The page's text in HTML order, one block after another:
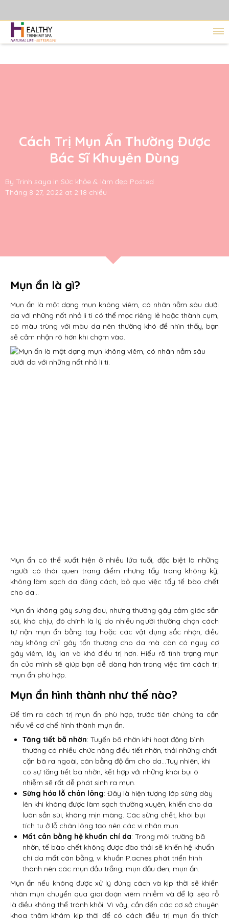
Cách Trị Mụn Ẩn Thường Được
Bác Sĩ Khuyên Dùng
By Trinh saya in Sức khỏe & làm đẹp Posted
Tháng 8 27, 2022 at 2:18 chiều
Mụn ẩn là gì?
Mụn ẩn là một dạng mụn không viêm, có nhân nằm sâu dưới
da với những nốt nhỏ li ti có thể mọc riêng lẻ hoặc thành cụm,
có màu trùng với màu da nên thường khó để nhìn thấy, bạn
sẽ cảm nhận rõ hơn khi chạm vào.
Mụn ẩn có thể xuất hiện ở nhiều lứa tuổi, đặc biệt là những
người có thói quen trang điểm nhưng tẩy trang không kỹ,
không làm sạch da đúng cách, bỏ qua việc tẩy tế bào chết
cho da…
Mụn ẩn không gây sưng đau, nhưng thường gây cảm giác sần
sùi, khó chịu, đó chính là lý do nhiều người thường chọn cách
tự nặn mụn ẩn bằng tay hoặc các vật dụng sắc nhọn, điều
này không chỉ gây tổn thương cho da mà còn có nguy cơ
gây viêm, lây lan và khó điều trị hơn. Hiểu rõ tình trạng mụn
ẩn của mình sẽ giúp bạn dễ dàng hơn trong việc tìm cách trị
mụn ẩn phù hợp.
Mụn ẩn hình thành như thế nào?
Để tìm ra cách trị mụn ẩn phù hợp, trước tiên chúng ta cần
hiểu về cơ chế hình thành mụn ẩn.
Tăng tiết bã nhờn: Tuyến bã nhờn khi hoạt động bình
thường có nhiều chức năng điều tiết nhờn, thải những chất
cặn bã ra ngoài, cân bằng độ ẩm cho da…Tuy nhiên, khi
có sự tăng tiết bã nhờn, kết hợp với những khói bụi ô
nhiễm sẽ rất dễ phát sinh ra mụn.
Sừng hóa lỗ chân lông: Đây là hiện tượng lớp sừng dày
lên khi không được làm sạch thường xuyên, khiến cho da
luôn sần sùi, không mịn màng. Các sừng chết, khói bụi
tích tụ ở lỗ chân lông tạo nên các vi nhân mụn.
Mất cân bằng hệ khuẩn chí da: Trong môi trường bã
nhờn, tế bào chết không được đào thải sẽ khiến hệ khuẩn
chí da mất cân bằng, vi khuẩn P.acnes phát triển hình
thành nên các mụn đầu trắng, mụn đầu đen, mụn ẩn.
Mụn ẩn nếu không được xử lý đúng cách và kịp thời sẽ khiến
nhân mụn chuyển qua giai đoạn viêm nhiễm và để lại sẹo rỗ
là điều không thể tránh khỏi. Vì vậy, cần đến các cơ sở chuyên
khoa thăm khám kịp thời để có cách điều trị mụn ẩn thích